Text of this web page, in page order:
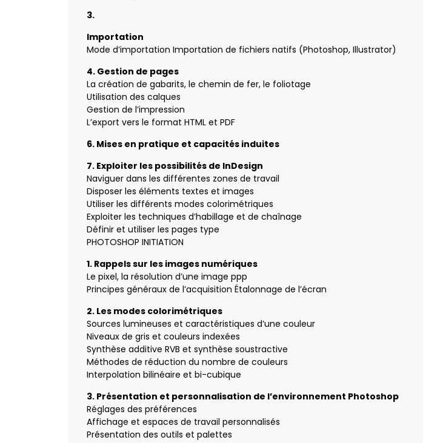
3.
Importation
Mode d’importation Importation de fichiers natifs (Photoshop, Illustrator)
4. Gestion de pages
La création de gabarits, le chemin de fer, le foliotage
Utilisation des calques
Gestion de l’impression
L’export vers le format HTML et PDF
6. Mises en pratique et capacités induites
7. Exploiter les possibilités de InDesign
Naviguer dans les différentes zones de travail
Disposer les éléments textes et images
Utiliser les différents modes colorimétriques
Exploiter les techniques d’habillage et de chaînage
Définir et utiliser les pages type
PHOTOSHOP INITIATION
1. Rappels sur les images numériques
Le pixel, la résolution d’une image ppp
Principes généraux de l’acquisition Étalonnage de l’écran
2. Les modes colorimétriques
Sources lumineuses et caractéristiques d’une couleur
Niveaux de gris et couleurs indexées
Synthèse additive RVB et synthèse soustractive
Méthodes de réduction du nombre de couleurs
Interpolation bilinéaire et bi-cubique
3. Présentation et personnalisation de l’environnement Photoshop
Réglages des préférences
Affichage et espaces de travail personnalisés
Présentation des outils et palettes